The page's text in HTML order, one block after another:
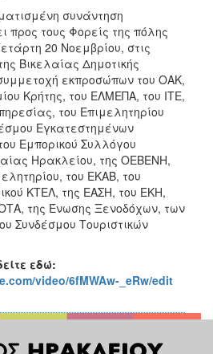
συνάντηση
προς τους Φορείς της πόλης
20 Νοεμβρίου, στις
Βικελαίας Δημοτικής
εκπροσώπων του ΟΑΚ,
Κρήτης, του ΕΛΜΕΠΑ, του ΙΤΕ,
του Επιμελητηρίου
Εγκατεστημένων
Εμπορικού Συλλόγου
Ηρακλείου, της ΟΕΒΕΝΗ,
του ΕΚΑΒ, του
ΚΤΕΛ, της ΕΑΣΗ, του ΕΚΗ,
της Ένωσης Ξενοδόχων, των
Συνδέσμου Τουριστικών
εδώ:
video/6fMWAw-_eRw/edit